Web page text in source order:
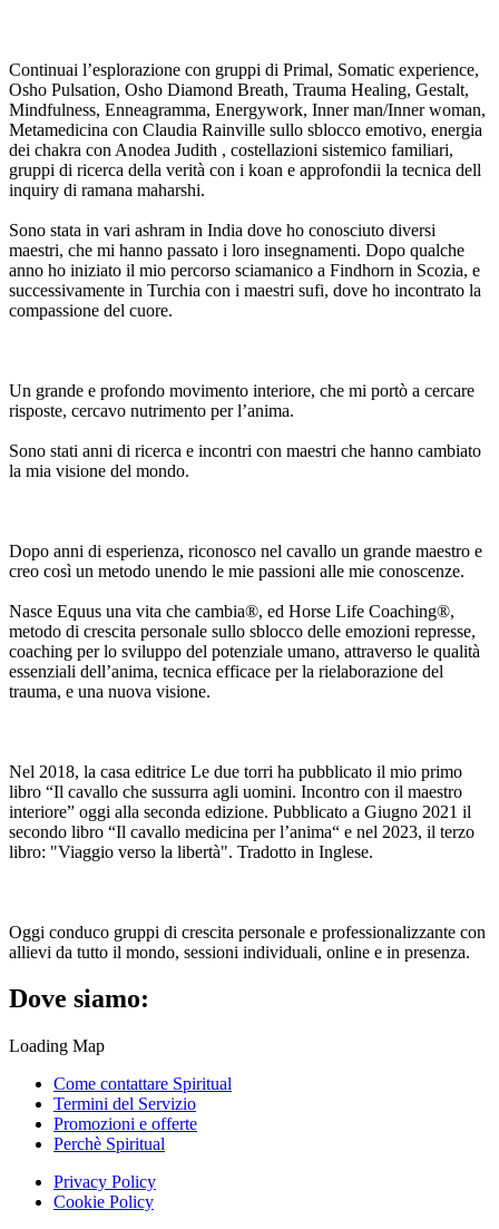
Continuai l’esplorazione con gruppi di Primal, Somatic experience,
Osho Pulsation, Osho Diamond Breath, Trauma Healing, Gestalt,
Mindfulness, Enneagramma, Energywork, Inner man/Inner woman,
Metamedicina con Claudia Rainville sullo sblocco emotivo, energia
dei chakra con Anodea Judith , costellazioni sistemico familiari,
gruppi di ricerca della verità con i koan e approfondii la tecnica dell
inquiry di ramana maharshi.
Sono stata in vari ashram in India dove ho conosciuto diversi
maestri, che mi hanno passato i loro insegnamenti. Dopo qualche
anno ho iniziato il mio percorso sciamanico a Findhorn in Scozia, e
successivamente in Turchia con i maestri sufi, dove ho incontrato la
compassione del cuore.
Un grande e profondo movimento interiore, che mi portò a cercare
risposte, cercavo nutrimento per l’anima.
Sono stati anni di ricerca e incontri con maestri che hanno cambiato
la mia visione del mondo.
Dopo anni di esperienza, riconosco nel cavallo un grande maestro e
creo così un metodo unendo le mie passioni alle mie conoscenze.
Nasce Equus una vita che cambia®, ed Horse Life Coaching®,
metodo di crescita personale sullo sblocco delle emozioni represse,
coaching per lo sviluppo del potenziale umano, attraverso le qualità
essenziali dell’anima, tecnica efficace per la rielaborazione del
trauma, e una nuova visione.
Nel 2018, la casa editrice Le due torri ha pubblicato il mio primo
libro “Il cavallo che sussurra agli uomini. Incontro con il maestro
interiore” oggi alla seconda edizione. Pubblicato a Giugno 2021 il
secondo libro “Il cavallo medicina per l’anima“ e nel 2023, il terzo
libro: "Viaggio verso la libertà". Tradotto in Inglese.
Oggi conduco gruppi di crescita personale e professionalizzante con
allievi da tutto il mondo, sessioni individuali, online e in presenza.
Dove siamo:
Loading Map
Come contattare Spiritual
Termini del Servizio
Promozioni e offerte
Perchè Spiritual
Privacy Policy
Cookie Policy